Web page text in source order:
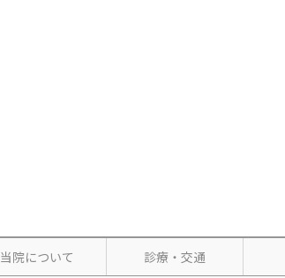
当院について 診療・交通